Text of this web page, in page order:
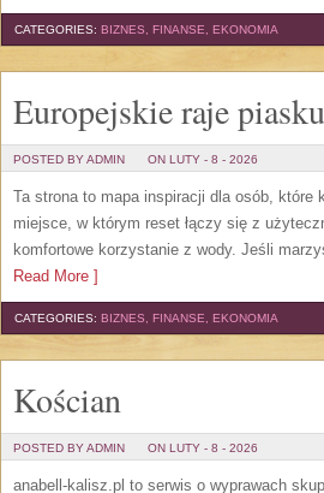
CATEGORIES: BIZNES, FINANSE, EKONOMIA
Europejskie raje piasku
POSTED BY ADMIN ON LUTY - 8 - 2026
Ta strona to mapa inspiracji dla osób, które
miejsce, w którym reset łączy się z
komfortowe korzystanie z wody. Jeśli
Read More ]
CATEGORIES: BIZNES, FINANSE, EKONOMIA
Kościan
POSTED BY ADMIN ON LUTY - 8 - 2026
anabell-kalisz.pl to serwis o wyprawach